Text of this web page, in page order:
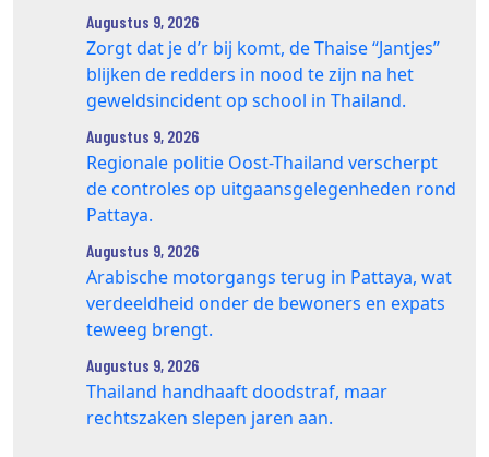
Augustus 9, 2026
Zorgt dat je d’r bij komt, de Thaise “Jantjes”
blijken de redders in nood te zijn na het
geweldsincident op school in Thailand.
Augustus 9, 2026
Regionale politie Oost-Thailand verscherpt
de controles op uitgaansgelegenheden rond
Pattaya.
Augustus 9, 2026
Arabische motorgangs terug in Pattaya, wat
verdeeldheid onder de bewoners en expats
teweeg brengt.
Augustus 9, 2026
Thailand handhaaft doodstraf, maar
rechtszaken slepen jaren aan.